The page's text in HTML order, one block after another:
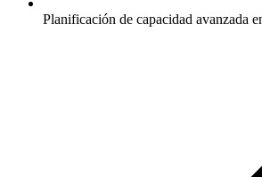
Planificación de capacidad avanzada